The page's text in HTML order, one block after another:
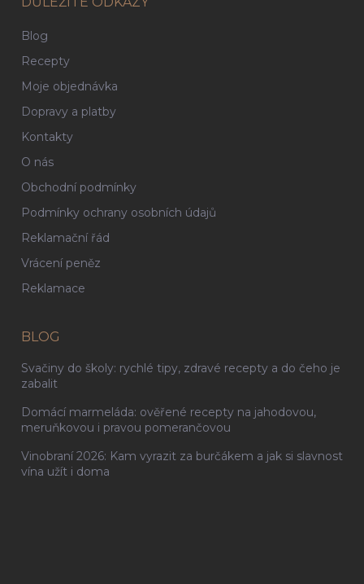
Blog
Recepty
Moje objednávka
Dopravy a platby
Kontakty
O nás
Obchodní podmínky
Podmínky ochrany osobních údajů
Reklamační řád
Vrácení peněz
Reklamace
BLOG
Svačiny do školy: rychlé tipy, zdravé recepty a do čeho je
zabalit
Domácí marmeláda: ověřené recepty na jahodovou,
meruňkovou i pravou pomerančovou
Vinobraní 2026: Kam vyrazit za burčákem a jak si slavnost
vína užít i doma